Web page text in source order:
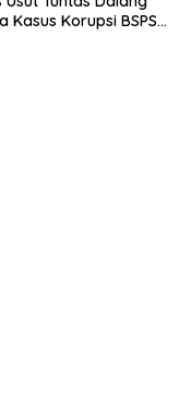
Kasus Korupsi BSPS